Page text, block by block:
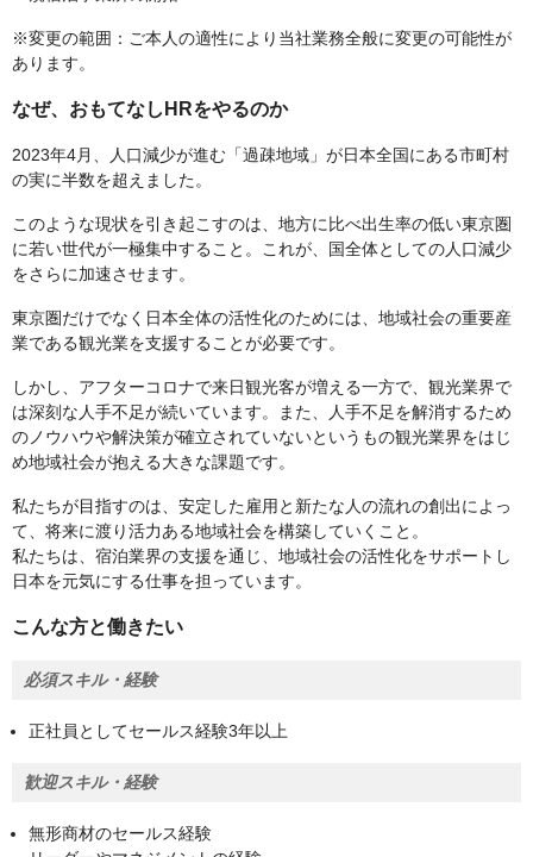
※変更の範囲：ご本人の適性により当社業務全般に変更の可能性が
あります。
なぜ、おもてなしHRをやるのか
2023年4月、人口減少が進む「過疎地域」が日本全国にある市町村
の実に半数を超えました。
このような現状を引き起こすのは、地方に比べ出生率の低い東京圏
に若い世代が一極集中すること。これが、国全体としての人口減少
をさらに加速させます。
東京圏だけでなく日本全体の活性化のためには、地域社会の重要産
業である観光業を支援することが必要です。
しかし、アフターコロナで来日観光客が増える一方で、観光業界で
は深刻な人手不足が続いています。また、人手不足を解消するため
のノウハウや解決策が確立されていないというもの観光業界をはじ
め地域社会が抱える大きな課題です。
私たちが目指すのは、安定した雇用と新たな人の流れの創出によっ
て、将来に渡り活力ある地域社会を構築していくこと。
私たちは、宿泊業界の支援を通じ、地域社会の活性化をサポートし
日本を元気にする仕事を担っています。
こんな方と働きたい
必須スキル・経験
正社員としてセールス経験3年以上
歓迎スキル・経験
無形商材のセールス経験